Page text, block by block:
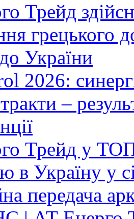
Трейд
грецького
України
2026:
–
Трейд у
в Україну у
передача